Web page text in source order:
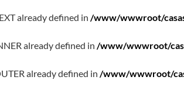
already defined in /www/wwwroot/
already defined in /www/wwwroot/
already defined in /www/wwwroot/